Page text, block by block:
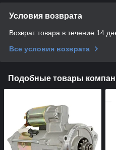
Условия возврата
Возврат товара в течение 14
Все условия возврата
Подобные товары